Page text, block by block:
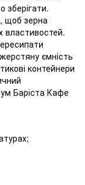
зберігати.
щоб зерна
властивостей.
ємність
контейнери
Баріста Кафе